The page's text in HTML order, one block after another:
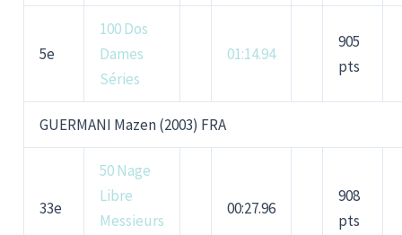
5e
100 Dos
Dames
Séries
01:14.94
905
pts
GUERMANI Mazen (2003) FRA
33e
50 Nage
Libre
Messieurs
00:27.96
908
pts